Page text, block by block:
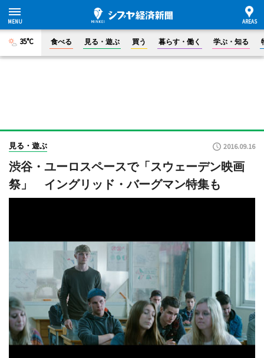
35°C 食べる 見る・遊ぶ 買う 暮らす・働く 学ぶ・知る
見る・遊ぶ 2016.09.16
渋谷・ユーロスペースで「スウェーデン映画
祭」 イングリッド・バーグマン特集も